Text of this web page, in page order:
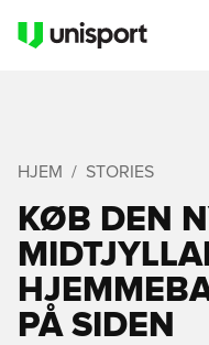
HJEM STORIES
KØB DEN
PÅ SIDEN